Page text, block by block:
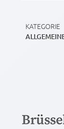
KATEGORIE